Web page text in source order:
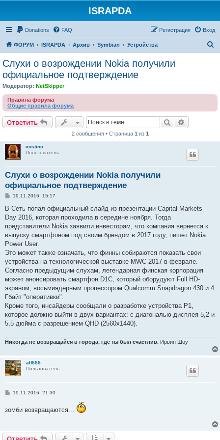
ISRAPDA
Donations FAQ Вход
Регистрация
ФОРУМ ISRAPDA Архив Symbian Устройства
Слухи о возрождении Nokia получили
официальное подтверждение
Модератор: NetSkipper
Правила форума
Общие правила форума
Ответить
Ответить Поиск
2 сообщения • Страница 1 из 1
costino
Пользователь
Слухи о возрождении Nokia получили
официальное подтверждение
С
о
щ
е
и
е
19.11.2016, 15:17
В Сеть попал официальный слайд из презентации Capital Markets
Day 2016, которая проходила в середине ноября. Тогда
представители Nokia заявили инвесторам, что компания вернется к
выпуску смартфоном под своим брендом в 2017 году, пишет Nokia
Power User.
Это может также означать, что финны собираются показать свои
устройства на технологической выставке MWC 2017 в феврале.
Согласно предыдущим слухам, легендарная финская корпорация
может анонсировать смартфон D1C, который оборудуют Full HD-
экраном, восьмиядерным процессором Qualcomm Snapdragon 430 и 4
Гбайт "оперативки".
Кроме того, инсайдеры сообщали о разработке устройства P1,
которое должно выйти в двух вариантах: с диагональю дисплея 5,2 и
5,5 дюйма с разрешением QHD (2560x1440).
Никогда не возвращайся в города, где ты был счастлив. Ирвин Шоу
alf555
Пользователь
С
б
и
19.11.2016, 21:30
зомби возвращаются...
Ответить